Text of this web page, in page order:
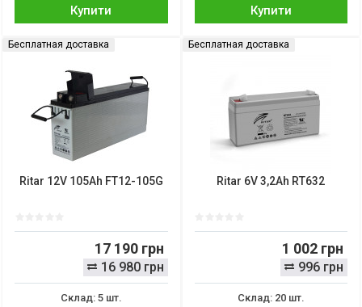
Купити Купити
Бесплатная доставка
Ritar 12V 105Ah FT12-105G
17 190 грн
16 980 грн
Склад: 5 шт.
Бесплатная доставка
Ritar 6V 3,2Ah RT632
1 002 грн
996 грн
Склад: 20 шт.